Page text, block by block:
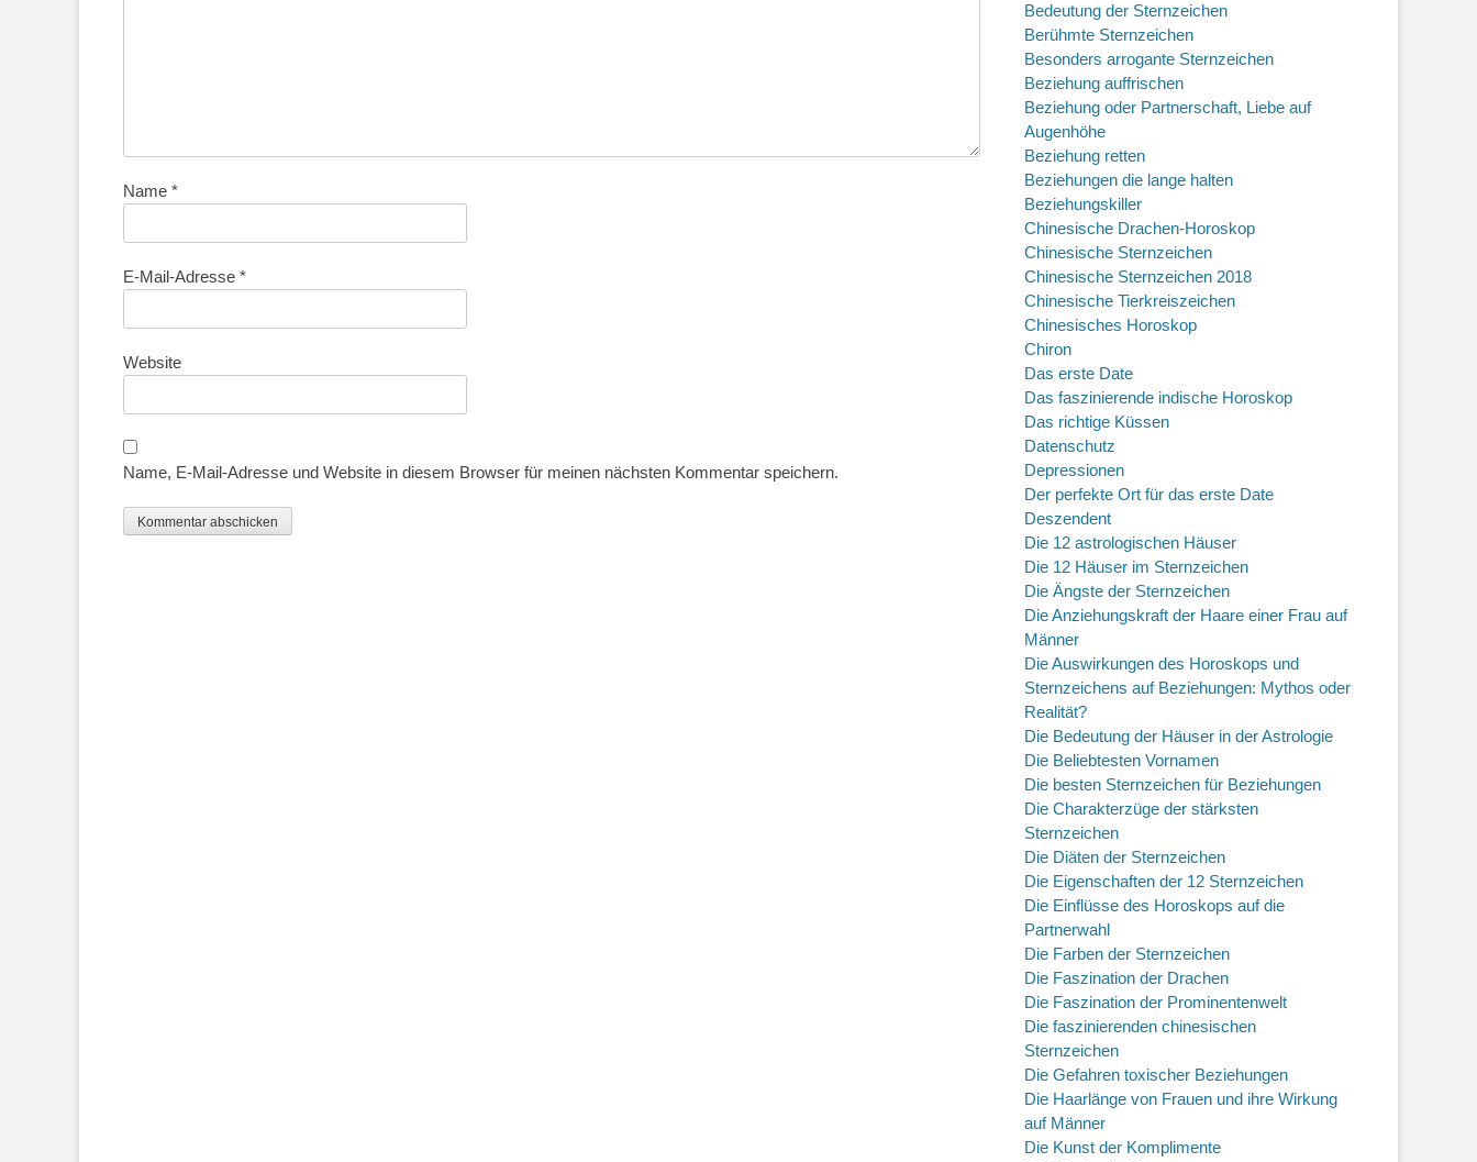
Name *
E-Mail-Adresse *
Website
Name, E-Mail-Adresse und Website in diesem Browser für meinen nächsten Kommentar speichern.
Bedeutung der Sternzeichen
Berühmte Sternzeichen
Besonders arrogante Sternzeichen
Beziehung auffrischen
Beziehung oder Partnerschaft, Liebe auf
Augenhöhe
Beziehung retten
Beziehungen die lange halten
Beziehungskiller
Chinesische Drachen-Horoskop
Chinesische Sternzeichen
Chinesische Sternzeichen 2018
Chinesische Tierkreiszeichen
Chinesisches Horoskop
Chiron
Das erste Date
Das faszinierende indische Horoskop
Das richtige Küssen
Datenschutz
Depressionen
Der perfekte Ort für das erste Date
Deszendent
Die 12 astrologischen Häuser
Die 12 Häuser im Sternzeichen
Die Ängste der Sternzeichen
Die Anziehungskraft der Haare einer Frau auf
Männer
Die Auswirkungen des Horoskops und
Sternzeichens auf Beziehungen: Mythos oder
Realität?
Die Bedeutung der Häuser in der Astrologie
Die Beliebtesten Vornamen
Die besten Sternzeichen für Beziehungen
Die Charakterzüge der stärksten
Sternzeichen
Die Diäten der Sternzeichen
Die Eigenschaften der 12 Sternzeichen
Die Einflüsse des Horoskops auf die
Partnerwahl
Die Farben der Sternzeichen
Die Faszination der Drachen
Die Faszination der Prominentenwelt
Die faszinierenden chinesischen
Sternzeichen
Die Gefahren toxischer Beziehungen
Die Haarlänge von Frauen und ihre Wirkung
auf Männer
Die Kunst der Komplimente